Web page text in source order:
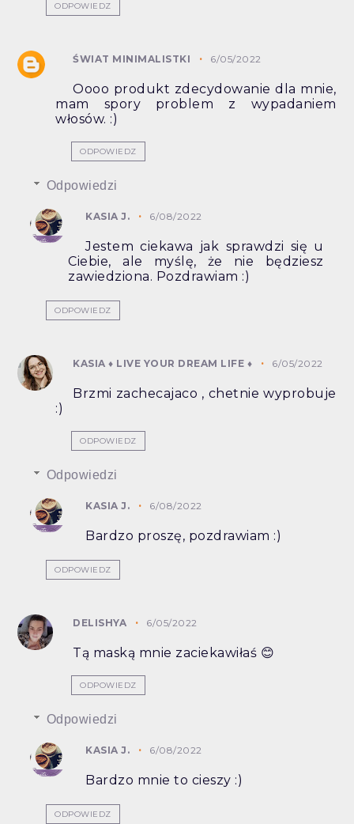
ODPOWIEDZ
ŚWIAT MINIMALISTKI 6/05/2022
Oooo produkt zdecydowanie dla mnie,
mam spory problem z wypadaniem
włosów. :)
ODPOWIEDZ
Odpowiedzi
KASIA J. 6/08/2022
Jestem ciekawa jak sprawdzi się u
Ciebie, ale myślę, że nie będziesz
zawiedziona. Pozdrawiam :)
ODPOWIEDZ
KASIA ♦ LIVE YOUR DREAM LIFE ♦ 6/05/2022
Brzmi zachecajaco , chetnie wyprobuje
:)
ODPOWIEDZ
Odpowiedzi
KASIA J. 6/08/2022
Bardzo proszę, pozdrawiam :)
ODPOWIEDZ
DELISHYA 6/05/2022
Tą maską mnie zaciekawiłaś 😊
ODPOWIEDZ
Odpowiedzi
KASIA J. 6/08/2022
Bardzo mnie to cieszy :)
ODPOWIEDZ